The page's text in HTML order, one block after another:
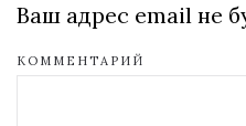
Ваш адрес email не
КОММЕНТАРИЙ